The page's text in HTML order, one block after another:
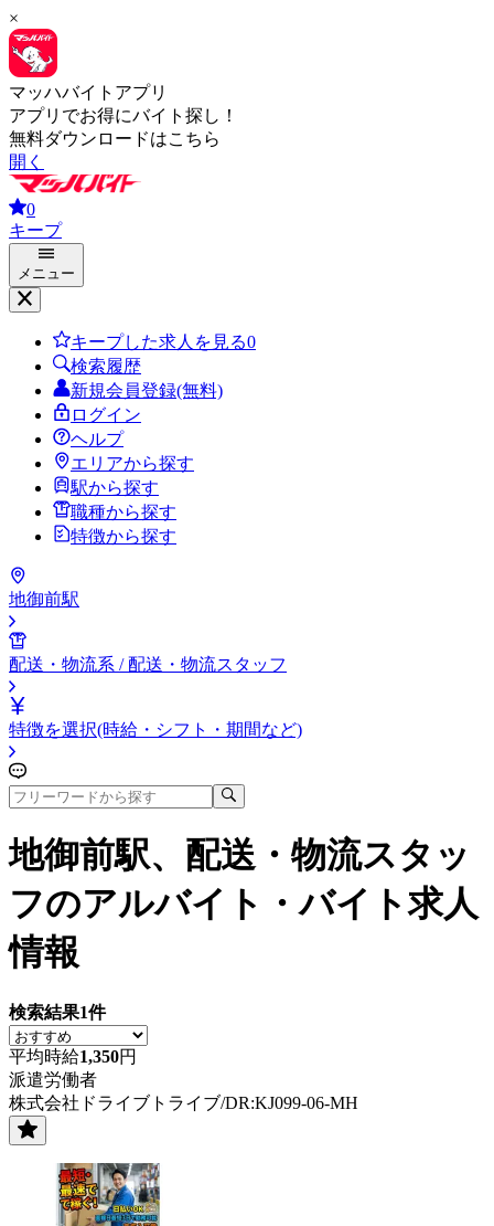
×
マッハバイトアプリ
アプリでお得にバイト探し！
無料ダウンロードはこちら
開く
0
キープ
メニュー
キープした求人を見る0
検索履歴
新規会員登録(無料)
ログイン
ヘルプ
エリアから探す
駅から探す
職種から探す
特徴から探す
地御前駅
配送・物流系 / 配送・物流スタッフ
特徴を選択(時給・シフト・期間など)
地御前駅、配送・物流スタッ
フのアルバイト・バイト求人
情報
検索結果1件
平均時給1,350円
派遣労働者
株式会社ドライブトライブ/DR:KJ099-06-MH